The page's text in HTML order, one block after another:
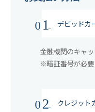
0 1 デビッドカ
金融機関のキャ
※暗証番号が必
02 クレジット